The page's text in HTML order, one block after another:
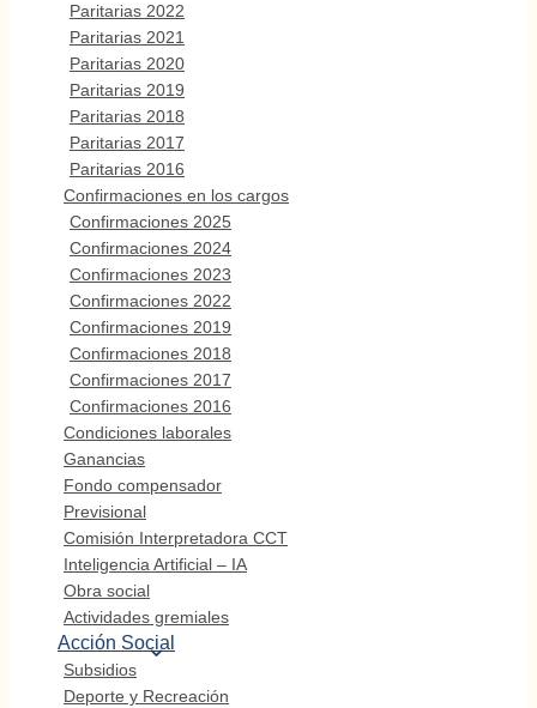
Paritarias 2022
Paritarias 2021
Paritarias 2020
Paritarias 2019
Paritarias 2018
Paritarias 2017
Paritarias 2016
Confirmaciones en los cargos
Confirmaciones 2025
Confirmaciones 2024
Confirmaciones 2023
Confirmaciones 2022
Confirmaciones 2019
Confirmaciones 2018
Confirmaciones 2017
Confirmaciones 2016
Condiciones laborales
Ganancias
Fondo compensador
Previsional
Comisión Interpretadora CCT
Inteligencia Artificial – IA
Obra social
Actividades gremiales
Acción Social
Subsidios
Deporte y Recreación